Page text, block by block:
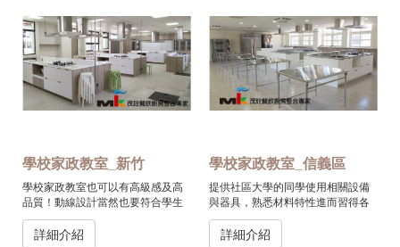
學校家政教室_新竹
學校家政教室也可以有高級感及高
品質！動線設計當然也要符合學生
參與家政課程的安全。
詳細介紹
學校家政教室_信義區
提供社區大學的同學使用相關設備
與器具，熟悉材料特性進而習得各
種烘培製作技巧。
詳細介紹